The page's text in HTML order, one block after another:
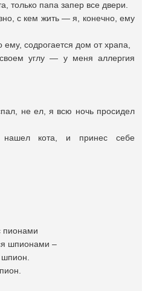
только папа запер все двери.
с кем жить — я, конечно, ему
содрогается дом от храпа,
углу — у меня аллергия
не ел, я всю ночь просидел
кота, и принес себе
пионами
шпионами –